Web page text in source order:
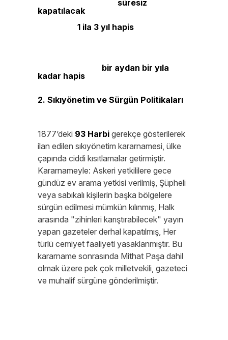
süresiz
kapatılacak
1 ila 3 yıl hapis
bir aydan bir yıla
kadar hapis
2. Sıkıyönetim ve Sürgün Politikaları
1877’deki 93 Harbi gerekçe gösterilerek
ilan edilen sıkıyönetim kararnamesi, ülke
çapında ciddi kısıtlamalar getirmiştir.
Kararnameyle: Askeri yetkililere gece
gündüz ev arama yetkisi verilmiş, Şüpheli
veya sabıkalı kişilerin başka bölgelere
sürgün edilmesi mümkün kılınmış, Halk
arasında "zihinleri karıştırabilecek" yayın
yapan gazeteler derhal kapatılmış, Her
türlü cemiyet faaliyeti yasaklanmıştır. Bu
kararname sonrasında Mithat Paşa dahil
olmak üzere pek çok milletvekili, gazeteci
ve muhalif sürgüne gönderilmiştir.